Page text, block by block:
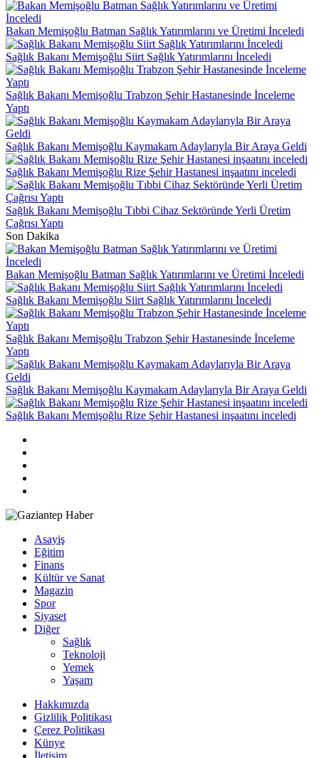
Bakan Memişoğlu Batman Sağlık Yatırımlarını ve Üretimi İnceledi
Sağlık Bakanı Memişoğlu Siirt Sağlık Yatırımlarını İnceledi
Sağlık Bakanı Memişoğlu Trabzon Şehir Hastanesinde İnceleme
Yaptı
Sağlık Bakanı Memişoğlu Kaymakam Adaylarıyla Bir Araya Geldi
Sağlık Bakanı Memişoğlu Rize Şehir Hastanesi inşaatını inceledi
Sağlık Bakanı Memişoğlu Tıbbi Cihaz Sektöründe Yerli Üretim
Çağrısı Yaptı
Son Dakika
Bakan Memişoğlu Batman Sağlık Yatırımlarını ve Üretimi İnceledi
Sağlık Bakanı Memişoğlu Siirt Sağlık Yatırımlarını İnceledi
Sağlık Bakanı Memişoğlu Trabzon Şehir Hastanesinde İnceleme
Yaptı
Sağlık Bakanı Memişoğlu Kaymakam Adaylarıyla Bir Araya Geldi
Sağlık Bakanı Memişoğlu Rize Şehir Hastanesi inşaatını inceledi
Asayiş
Eğitim
Finans
Kültür ve Sanat
Magazin
Spor
Siyaset
Diğer
Sağlık
Teknoloji
Yemek
Yaşam
Hakkımızda
Gizlilik Politikası
Çerez Politikası
Künye